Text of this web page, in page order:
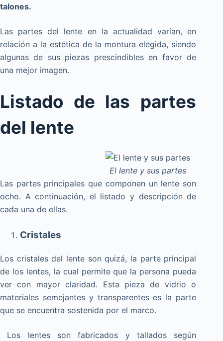
talones.
Las partes del lente en la actualidad varían, en
relación a la estética de la montura elegida, siendo
algunas de sus piezas prescindibles en favor de
una mejor imagen.
Listado de las partes
del lente
El lente y sus partes
Las partes principales que componen un lente son
ocho. A continuación, el listado y descripción de
cada una de ellas.
Cristales
Los cristales del lente son quizá, la parte principal
de los lentes, la cual permite que la persona pueda
ver con mayor claridad. Esta pieza de vidrio o
materiales semejantes y transparentes es la parte
que se encuentra sostenida por el marco.
Los lentes son fabricados y tallados según